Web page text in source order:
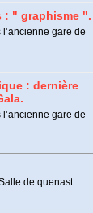
: " graphisme ".
gare de
: dernière
gare de
de quenast.